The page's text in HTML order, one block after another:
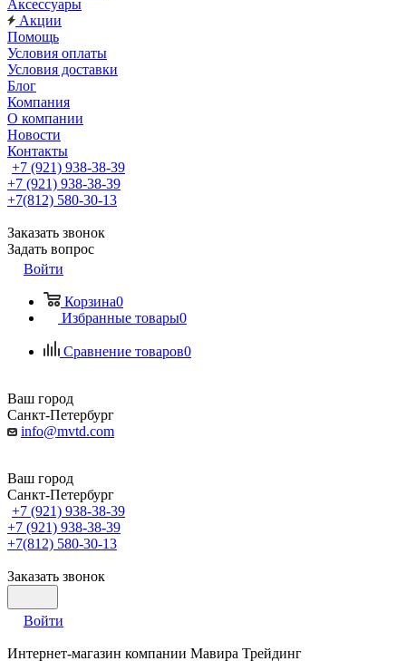
Аксессуары
Акции
Помощь
Условия оплаты
Условия доставки
Блог
Компания
О компании
Новости
Контакты
+7 (921) 938-38-39
+7 (921) 938-38-39
+7(812) 580-30-13
Заказать звонок
Задать вопрос
Войти
Корзина0
Избранные товары0
Сравнение товаров0
Ваш город
Санкт-Петербург
info@mvtd.com
Ваш город
Санкт-Петербург
+7 (921) 938-38-39
+7 (921) 938-38-39
+7(812) 580-30-13
Заказать звонок
Войти
Интернет-магазин компании Мавира Трейдинг